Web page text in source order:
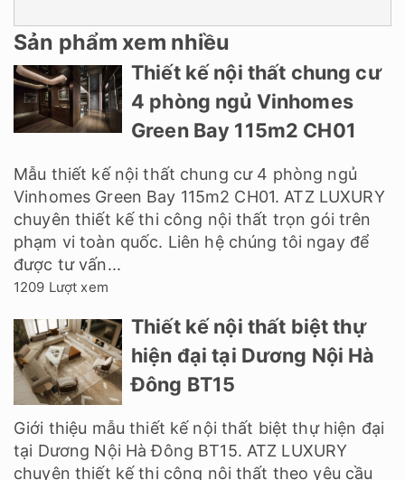
Sản phẩm xem nhiều
Thiết kế nội thất chung cư
4 phòng ngủ Vinhomes
Green Bay 115m2 CH01
Mẫu thiết kế nội thất chung cư 4 phòng ngủ
Vinhomes Green Bay 115m2 CH01. ATZ LUXURY
chuyên thiết kế thi công nội thất trọn gói trên
phạm vi toàn quốc. Liên hệ chúng tôi ngay để
được tư vấn...
1209 Lượt xem
Thiết kế nội thất biệt thự
hiện đại tại Dương Nội Hà
Đông BT15
Giới thiệu mẫu thiết kế nội thất biệt thự hiện đại
tại Dương Nội Hà Đông BT15. ATZ LUXURY
chuyên thiết kế thi công nội thất theo yêu cầu